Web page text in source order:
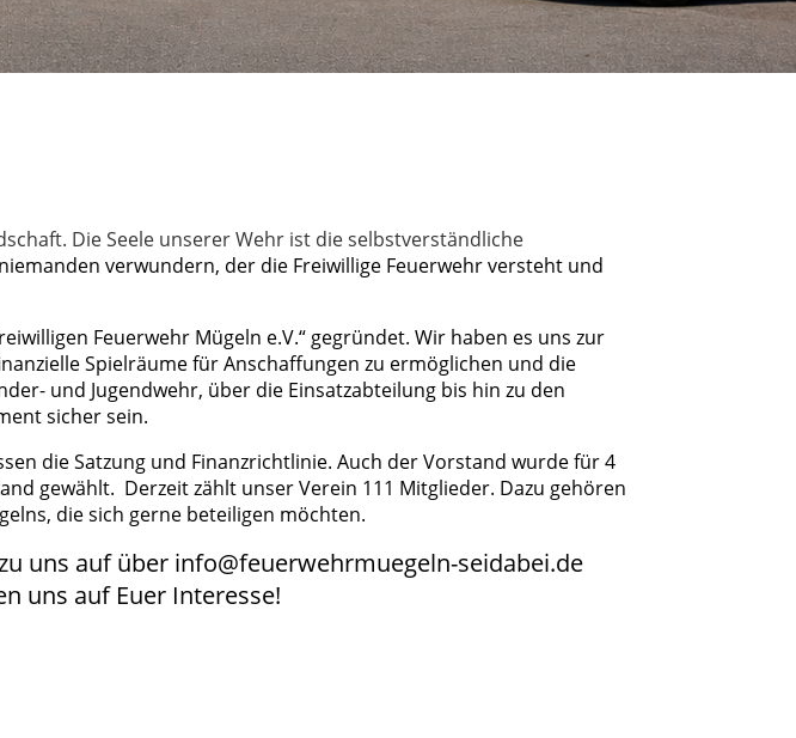
Die Seele unserer Wehr ist die selbstverständliche
verwundern, der die Freiwillige Feuerwehr versteht und
Feuerwehr Mügeln e.V.“ gegründet. Wir haben es uns zur
Spielräume für Anschaffungen zu ermöglichen und die
und Jugendwehr, über die Einsatzabteilung bis hin zu den
sicher sein.
die Satzung und Finanzrichtlinie. Auch der Vorstand wurde für 4
gewählt. Derzeit zählt unser Verein 111 Mitglieder. Dazu gehören
die sich gerne beteiligen möchten.
uns auf über info@feuerwehrmuegeln-seidabei.de
uns auf Euer Interesse!